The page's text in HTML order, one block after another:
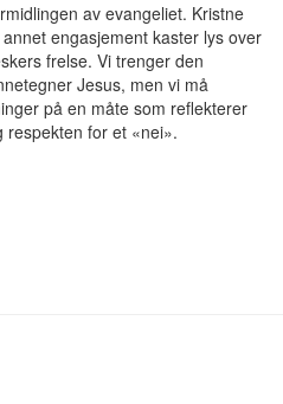
av evangeliet. Kristne
engasjement kaster lys over
frelse. Vi trenger den
Jesus, men vi må
på en måte som reflekterer
for et «nei».